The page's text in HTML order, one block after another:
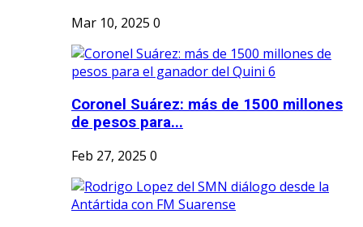
Mar 10, 2025 0
Coronel Suárez: más de 1500 millones
de pesos para...
Feb 27, 2025 0